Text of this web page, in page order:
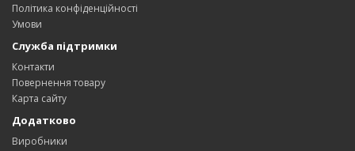
Політика конфіденційності
Умови
Служба підтримки
Контакти
Повернення товару
Карта сайту
Додатково
Виробники